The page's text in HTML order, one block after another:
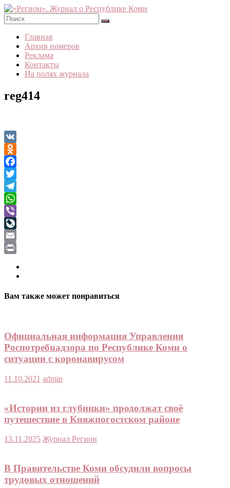
Skip
to
content
«Регион».
Журнал
Республике
Коми
Главная
Архив номеров
Реклама
Контакты
На полях журнала
reg414
VK
Odnoklassniki
Facebook
Twitter
Telegram
WhatsApp
Viber
LiveJournal
Email
Вам также может понравиться
Официальная информация Управления
Роспотребнадзора по Республике Коми о
ситуации с коронавирусом
11.10.2021 admin
«Истории из глубинки» продолжат своё
путешествие в Княжпогостском районе
13.11.2025 Журнал Регион
В Правительстве Коми обсудили вопросы
трудовых отношений